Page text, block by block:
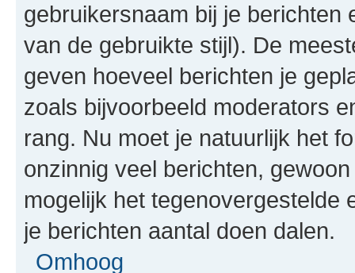
gebruikersnaam bij je berichten
van de gebruikte stijl). De
geven hoeveel berichten je
zoals bijvoorbeeld moderators
rang. Nu moet je natuurlijk het
onzinnig veel berichten,
mogelijk het tegenovergestelde
je berichten aantal doen dalen.
Omhoog